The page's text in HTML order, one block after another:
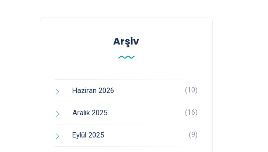
Arşiv
Haziran 2026 (10)
Aralık 2025 (16)
Eylül 2025 (9)